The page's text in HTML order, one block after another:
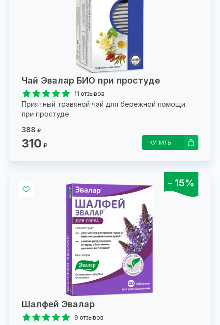
Чай Эвалар БИО при простуде
11 отзывов
Приятный травяной чай для бережной помощи
при простуде
388 ₽
310 ₽ КУПИТЬ
- 15%
Шалфей Эвалар
9 отзывов